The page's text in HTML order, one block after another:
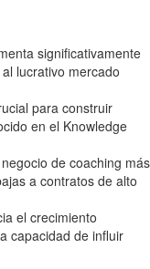
significativamente
lucrativo mercado
para construir
en el Knowledge
de coaching más
a contratos de alto
el crecimiento
capacidad de influir